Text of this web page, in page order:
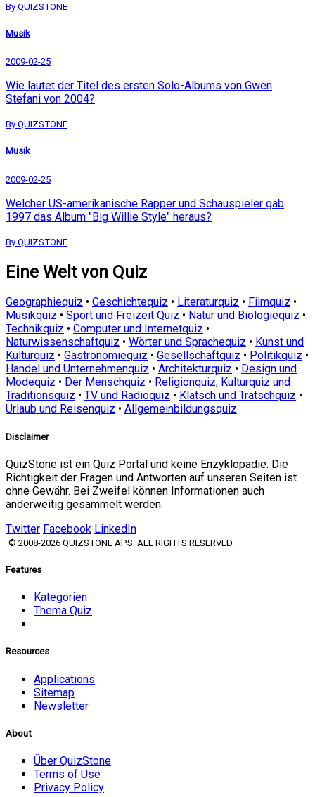
By QUIZSTONE
Musik
2009-02-25
Wie lautet der Titel des ersten Solo-Albums von Gwen
Stefani von 2004?
By QUIZSTONE
Musik
2009-02-25
Welcher US-amerikanische Rapper und Schauspieler gab
1997 das Album "Big Willie Style" heraus?
By QUIZSTONE
Eine Welt von Quiz
Geographiequiz • Geschichtequiz • Literaturquiz • Filmquiz •
Musikquiz • Sport und Freizeit Quiz • Natur und Biologiequiz •
Technikquiz • Computer und Internetquiz •
Naturwissenschaftquiz • Wörter und Sprachequiz • Kunst und
Kulturquiz • Gastronomiequiz • Gesellschaftquiz • Politikquiz •
Handel und Unternehmenquiz • Architekturquiz • Design und
Modequiz • Der Menschquiz • Religionquiz, Kulturquiz und
Traditionsquiz • TV und Radioquiz • Klatsch und Tratschquiz •
Urlaub und Reisenquiz • Allgemeinbildungsquiz
Disclaimer
QuizStone ist ein Quiz Portal und keine Enzyklopädie. Die
Richtigkeit der Fragen und Antworten auf unseren Seiten ist
ohne Gewähr. Bei Zweifel können Informationen auch
anderweitig gesammelt werden.
Twitter Facebook LinkedIn
© 2008-2026 QUIZSTONE APS. ALL RIGHTS RESERVED.
Features
Kategorien
Thema Quiz
Resources
Applications
Sitemap
Newsletter
About
Über QuizStone
Terms of Use
Privacy Policy